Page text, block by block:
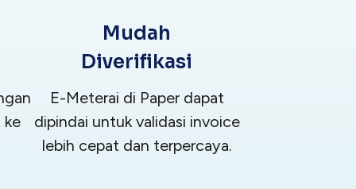
ke
Mudah
Diverifikasi
E-Meterai di Paper dapat
dipindai untuk validasi invoice
lebih cepat dan terpercaya.